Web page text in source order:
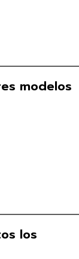
modelos
los